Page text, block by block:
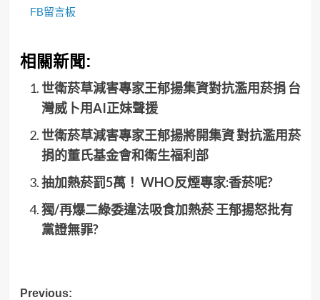
FB留言板
相關新聞:
世衛菸草減害專家王郁揚集資對抗濫用菸捐 台
灣威卜用AI正妹聲援
世衛菸草減害專家王郁揚將開集資 對抗濫用菸
捐的董氏基金會和衛生福利部
抽加熱菸罰5萬！ WHO反煙專家:香菸呢?
獨/再爆二綠委違法吸食加熱菸 王郁揚怒批有
黨證無罪?
Post
Previous: